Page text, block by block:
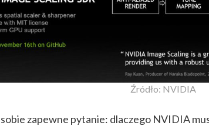
Źródło: NVIDIA
zapewne pytanie: dlaczego NVIDIA